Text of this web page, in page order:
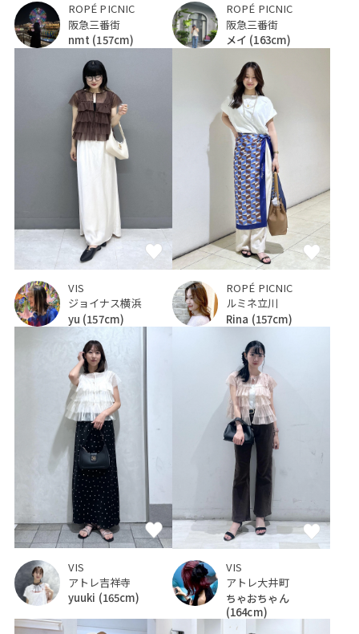
ROPÉ PICNIC
阪急三番街
nmt (157cm)
ROPÉ PICNIC
阪急三番街
メイ (163cm)
VIS
ジョイナス横浜
yu (157cm)
ROPÉ PICNIC
ルミネ立川
Rina (157cm)
VIS
アトレ吉祥寺
yuuki (165cm)
VIS
アトレ大井町
ちゃおちゃん
(164cm)